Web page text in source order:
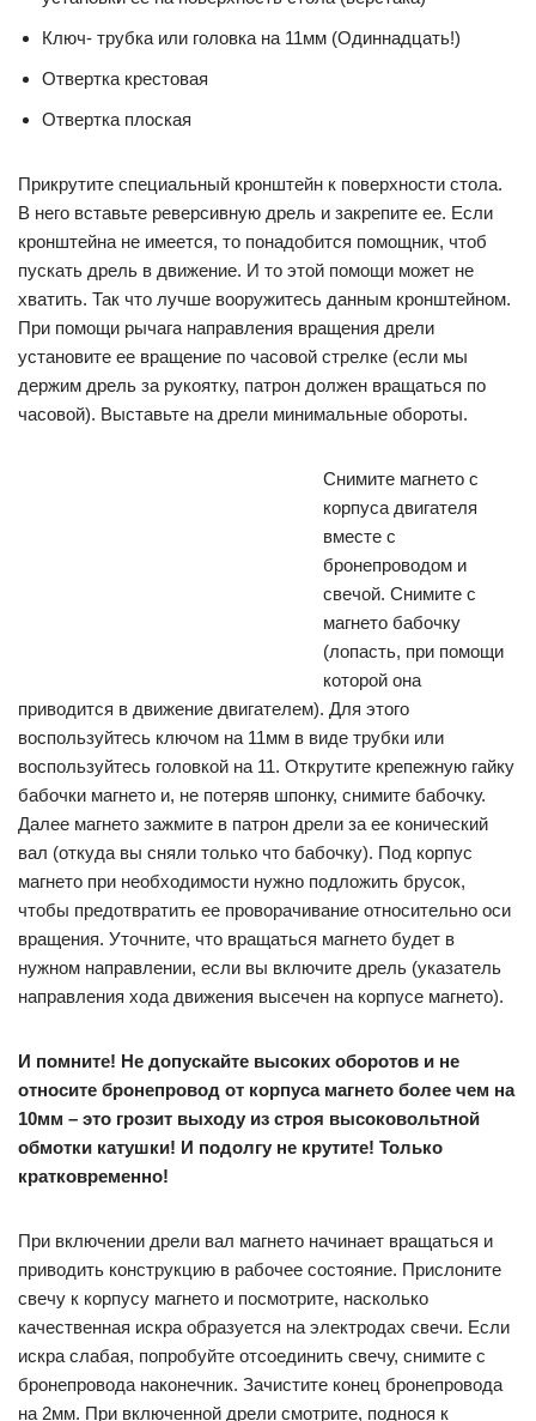
Ключ- трубка или головка на 11мм (Одиннадцать!)
Отвертка крестовая
Отвертка плоская
Прикрутите специальный кронштейн к поверхности стола.
В него вставьте реверсивную дрель и закрепите ее. Если
кронштейна не имеется, то понадобится помощник, чтоб
пускать дрель в движение. И то этой помощи может не
хватить. Так что лучше вооружитесь данным кронштейном.
При помощи рычага направления вращения дрели
установите ее вращение по часовой стрелке (если мы
держим дрель за рукоятку, патрон должен вращаться по
часовой). Выставьте на дрели минимальные обороты.
Снимите магнето с
корпуса двигателя
вместе с
бронепроводом и
свечой. Снимите с
магнето бабочку
(лопасть, при помощи
которой она
приводится в движение двигателем). Для этого
воспользуйтесь ключом на 11мм в виде трубки или
воспользуйтесь головкой на 11. Открутите крепежную гайку
бабочки магнето и, не потеряв шпонку, снимите бабочку.
Далее магнето зажмите в патрон дрели за ее конический
вал (откуда вы сняли только что бабочку). Под корпус
магнето при необходимости нужно подложить брусок,
чтобы предотвратить ее проворачивание относительно оси
вращения. Уточните, что вращаться магнето будет в
нужном направлении, если вы включите дрель (указатель
направления хода движения высечен на корпусе магнето).
И помните! Не допускайте высоких оборотов и не
относите бронепровод от корпуса магнето более чем на
10мм – это грозит выходу из строя высоковольтной
обмотки катушки! И подолгу не крутите! Только
кратковременно!
При включении дрели вал магнето начинает вращаться и
приводить конструкцию в рабочее состояние. Прислоните
свечу к корпусу магнето и посмотрите, насколько
качественная искра образуется на электродах свечи. Если
искра слабая, попробуйте отсоединить свечу, снимите с
бронепровода наконечник. Зачистите конец бронепровода
на 2мм. При включенной дрели смотрите, поднося к